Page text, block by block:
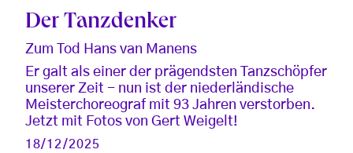
Der Tanzdenker
Zum Tod Hans van Manens
Er galt als einer der prägendsten Tanzschöpfer
unserer Zeit - nun ist der niederländische
Meisterchoreograf mit 93 Jahren verstorben.
Jetzt mit Fotos von Gert Weigelt!
18/12/2025